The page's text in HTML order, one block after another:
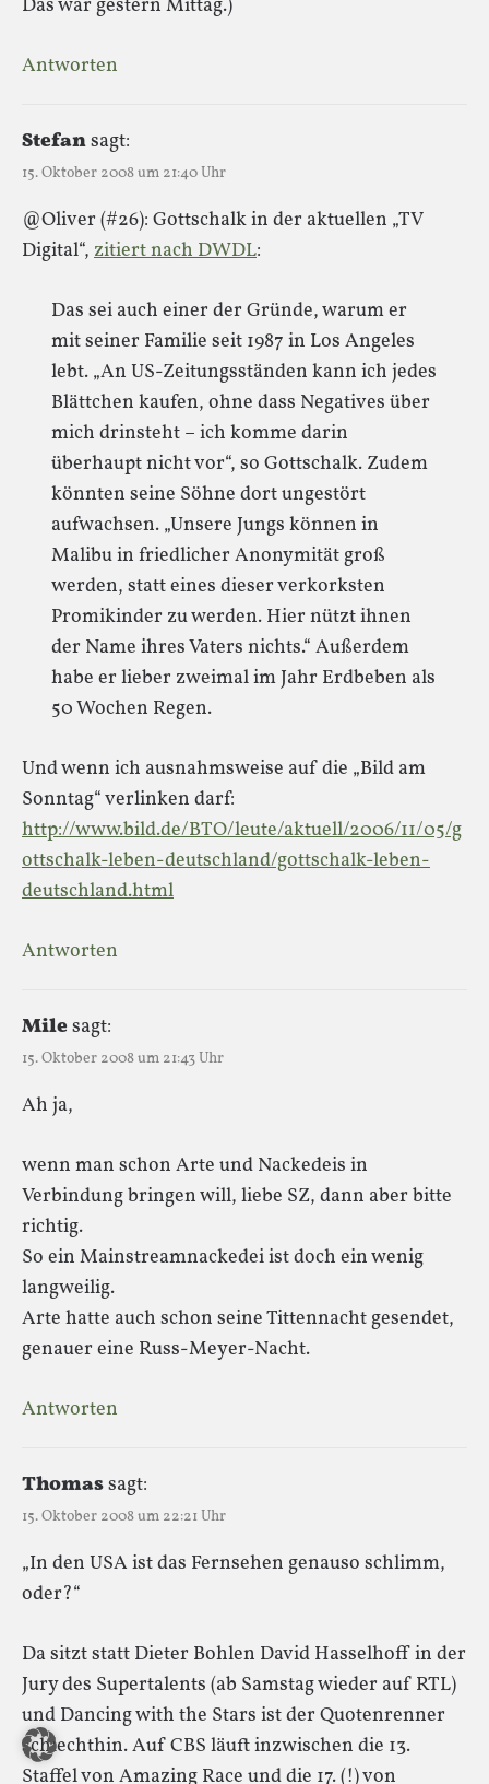
Das war gestern Mittag.)
Antworten
Stefansagt:
15. Oktober 2008 um 21:40 Uhr
@Oliver (#26): Gottschalk in der aktuellen „TV
Digital“, zitiert nach DWDL:
Das sei auch einer der Gründe, warum er
mit seiner Familie seit 1987 in Los Angeles
lebt. „An US-Zeitungsständen kann ich jedes
Blättchen kaufen, ohne dass Negatives über
mich drinsteht – ich komme darin
überhaupt nicht vor“, so Gottschalk. Zudem
könnten seine Söhne dort ungestört
aufwachsen. „Unsere Jungs können in
Malibu in friedlicher Anonymität groß
werden, statt eines dieser verkorksten
Promikinder zu werden. Hier nützt ihnen
der Name ihres Vaters nichts.“ Außerdem
habe er lieber zweimal im Jahr Erdbeben als
50 Wochen Regen.
Und wenn ich ausnahmsweise auf die „Bild am
Sonntag“ verlinken darf:
http://www.bild.de/BTO/leute/aktuell/2006/11/05/g
ottschalk-leben-deutschland/gottschalk-leben-
deutschland.html
Antworten
Milesagt:
15. Oktober 2008 um 21:43 Uhr
Ah ja,
wenn man schon Arte und Nackedeis in
Verbindung bringen will, liebe SZ, dann aber bitte
richtig.
So ein Mainstreamnackedei ist doch ein wenig
langweilig.
Arte hatte auch schon seine Tittennacht gesendet,
genauer eine Russ-Meyer-Nacht.
Antworten
Thomassagt:
15. Oktober 2008 um 22:21 Uhr
„In den USA ist das Fernsehen genauso schlimm,
oder?“
Da sitzt statt Dieter Bohlen David Hasselhoff in der
Jury des Supertalents (ab Samstag wieder auf RTL)
und Dancing with the Stars ist der Quotenrenner
schlechthin. Auf CBS läuft inzwischen die 13.
Staffel von Amazing Race und die 17. (!) von